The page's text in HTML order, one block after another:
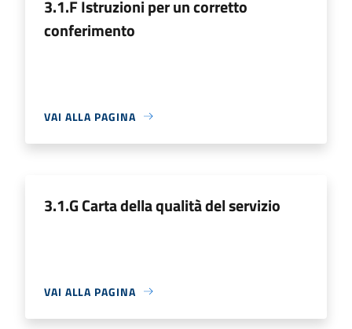
3.1.F Istruzioni per un corretto
conferimento
VAI ALLA PAGINA
3.1.G Carta della qualità del servizio
VAI ALLA PAGINA